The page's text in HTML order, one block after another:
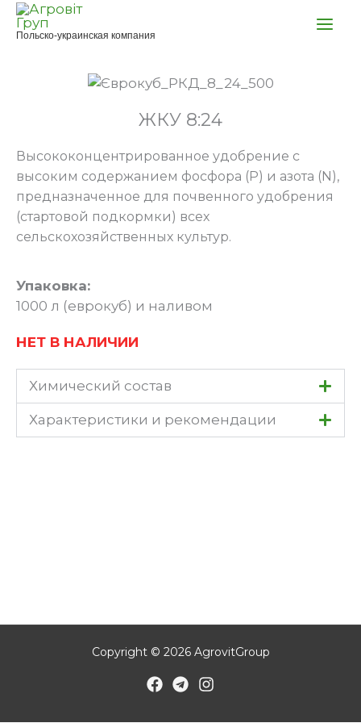
Перейти
Польско-украинская компания
ЖКУ 8:24
Высококонцентрированное удобрение с
высоким содержанием фосфора (Р) и азота (N),
предназначенное для почвенного удобрения
(стартовой подкормки) всех
сельскохозяйственных культур.
Упаковка:
1000 л (еврокуб) и наливом
НЕТ В НАЛИЧИИ
Химический состав
Характеристики и рекомендации
Copyright © 2026 AgrovitGroup